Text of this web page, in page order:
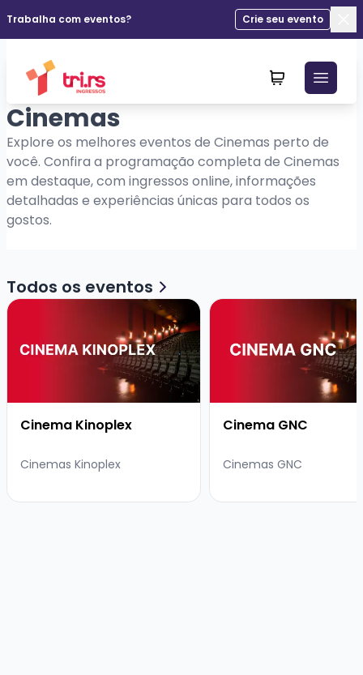
Trabalha com eventos?
Crie seu evento
Cinemas
Explore os melhores eventos de Cinemas perto de
você. Confira a programação completa de Cinemas
em destaque, com ingressos online, informações
detalhadas e experiências únicas para todos os
gostos.
Todos os eventos
Veja mais sobre Cinema Kinoplex
Cinema Kinoplex
Cinemas Kinoplex
Veja mais sobre
Cinema GNC
Cinemas GNC